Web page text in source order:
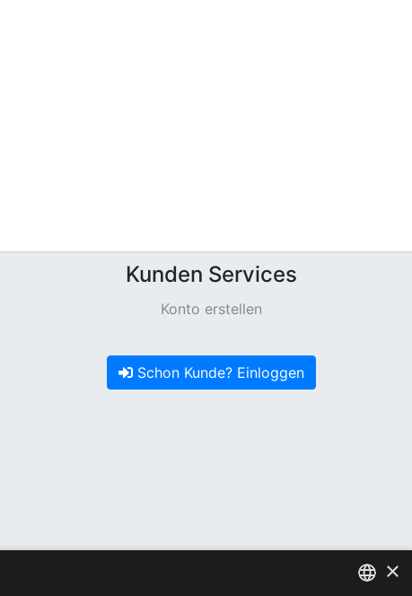
Kunden Services
Konto erstellen
Schon Kunde? Einloggen
×